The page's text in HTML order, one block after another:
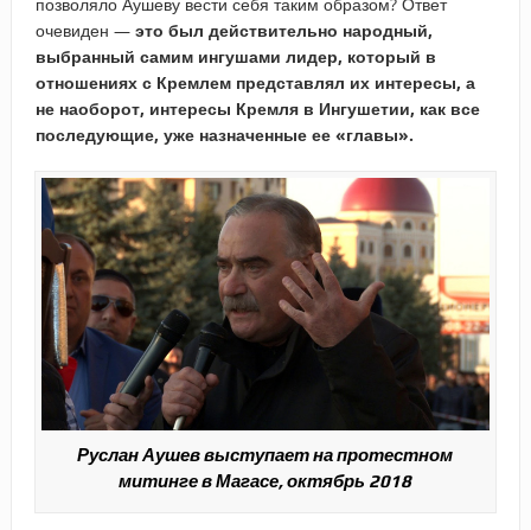
очевиден — это был действительно народный,
выбранный самим ингушами лидер, который в
отношениях с Кремлем представлял их интересы, а
не наоборот, интересы Кремля в Ингушетии, как все
последующие, уже назначенные ее «главы».
Руслан Аушев выступает на протестном
митинге в Магасе, октябрь 2018